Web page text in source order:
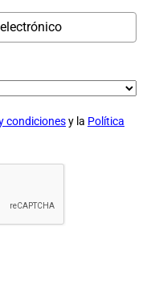
condicionesy la Política